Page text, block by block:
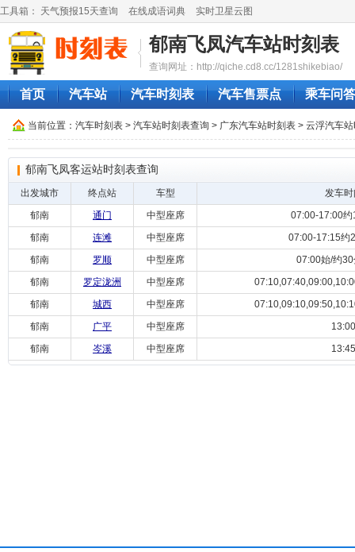
工具箱： 天气预报15天查询 在线成语词典 实时卫星云图
郁南飞凤汽车站时刻表
查询网址：http://qiche.cd8.cc/1281shikebiao/
首页 汽车站 汽车时刻表 汽车售票点 乘车问答
当前位置： 汽车时刻表 > 汽车站时刻表查询 > 广东汽车站时刻表 > 云浮汽车
郁南飞凤客运站时刻表查询
出发城市 终点站 车型
发车时
郁南
通门 中型座席
07:00-17:00约
郁南
连滩 中型座席
07:00-17:15约
郁南
罗顺 中型座席
07:00始/约
郁南
罗定泷洲 中型座席
郁南
城西 中型座席
郁南
广平 中型座席
13:00
郁南
岑溪 中型座席 13:45